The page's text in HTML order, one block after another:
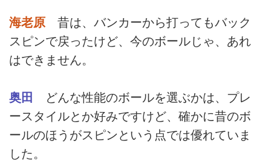
海老原 昔は、バンカーから打ってもバック
スピンで戻ったけど、今のボールじゃ、あれ
はできません。
奥田
どんな性能のボールを選ぶかは、プレ
ースタイルとか好みですけど、確かに昔のボ
ールのほうがスピンという点では優れていま
した。